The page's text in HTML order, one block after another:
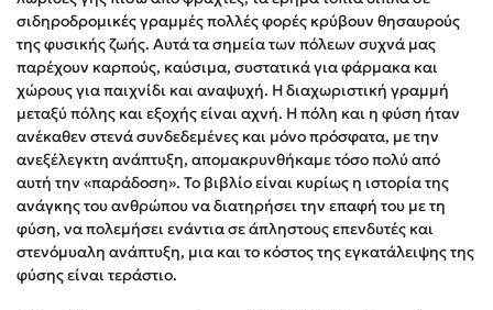
Benzamin Bécue
Rebecca Yarros
Teo Benedetti
Τζένη Κουτσοδημητροπούλου
Emily Henry
Ali Hazelwood
Cori Doerrfeld
Pierdomenico Baccalario
Δανάη Ιμπραχήμ
σιδηροδρομικές γραμμές πολλές φορές κρύβουν θησαυρούς
της φυσικής ζωής. Αυτά τα σημεία των πόλεων συχνά μας
παρέχουν καρπούς, καύσιμα, συστατικά για φάρμακα και
χώρους για παιχνίδι και αναψυχή. Η διαχωριστική γραμμή
μεταξύ πόλης και εξοχής είναι αχνή. Η πόλη και η φύση ήταν
ανέκαθεν στενά συνδεδεμένες και μόνο πρόσφατα, με την
ανεξέλεγκτη ανάπτυξη, απομακρυνθήκαμε τόσο πολύ από
αυτή την «παράδοση». Το βιβλίο είναι κυρίως η ιστορία της
ανάγκης του ανθρώπου να διατηρήσει την επαφή του με τη
φύση, να πολεμήσει ενάντια σε άπληστους επενδυτές και
στενόμυαλη ανάπτυξη, μια και το κόστος της εγκατάλειψης της
φύσης είναι τεράστιο.